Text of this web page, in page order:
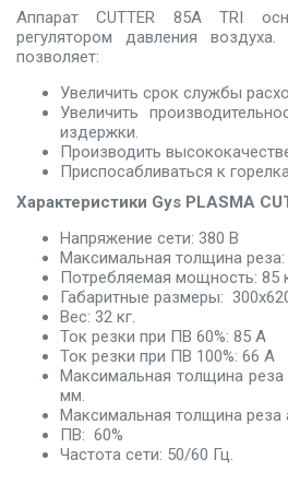
Аппарат CUTTER 85A TRI
регулятором давления
позволяет:
Увеличить срок службы
Увеличить
издержки.
Производить
Приспосабливаться к
Характеристики Gys PLASMA
Напряжение сети: 380 В
Максимальная толщина реза:
Потребляемая мощность: 85
Габаритные размеры:
Вес: 32 кг.
Ток резки при ПВ 60%: 85 А
Ток резки при ПВ 100%: 66 А
Максимальная толщина
мм.
Максимальная толщина реза
ПВ: 60%
Частота сети: 50/60 Гц.